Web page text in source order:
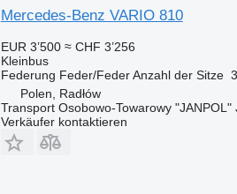
Mercedes-Benz VARIO 810
EUR 3’500 ≈ CHF 3’256
Kleinbus
Federung Feder/Feder Anzahl der Sitze
Polen, Radłów
Transport Osobowo-Towarowy "JANPOL"
Verkäufer kontaktieren